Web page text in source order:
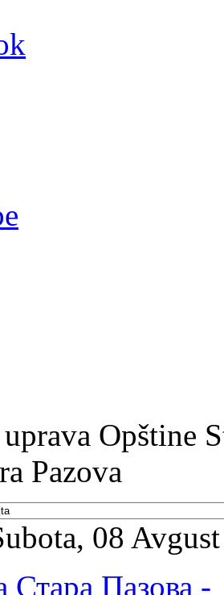
Opštine
Pazova
08